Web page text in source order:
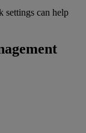
settings can help